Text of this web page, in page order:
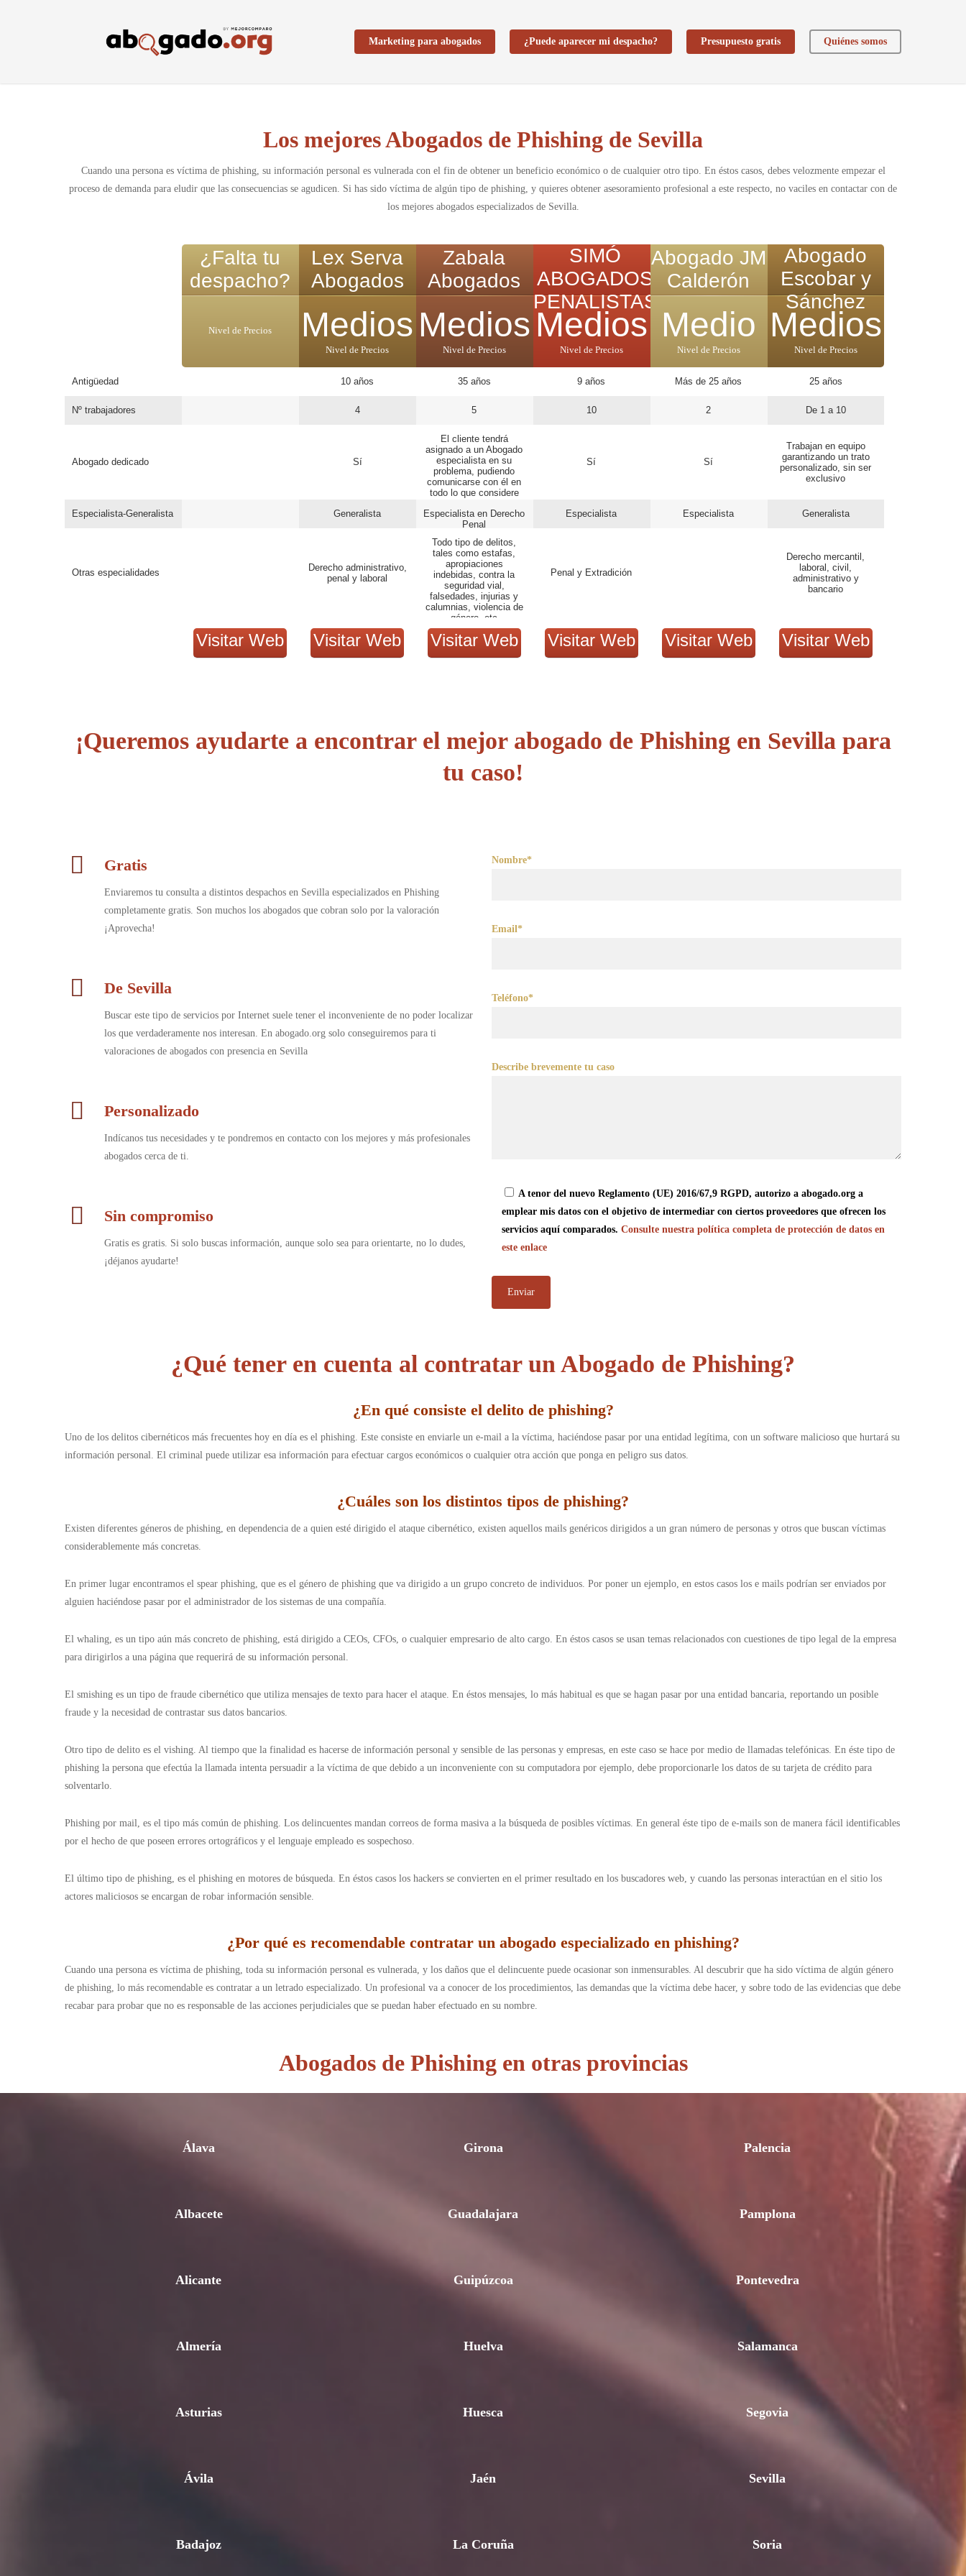
Marketing para abogados ¿Puede aparecer mi despacho? Presupuesto gratis Quiénes somos
Los mejores Abogados de Phishing de Sevilla
Cuando una persona es víctima de phishing, su información personal es vulnerada con el fin de obtener un beneficio económico o de cualquier otro tipo. En éstos casos, debes velozmente empezar el
proceso de demanda para eludir que las consecuencias se agudicen. Si has sido víctima de algún tipo de phishing, y quieres obtener asesoramiento profesional a este respecto, no vaciles en contactar con de
los mejores abogados especializados de Sevilla.
Antigüedad
Nº trabajadores
Abogado dedicado
Especialista-Generalista
Otras especialidades
¿Falta tu
despacho?
Nivel de Precios
Visitar Web
Lex Serva
Abogados
Medios
Nivel de Precios
10 años
4
Sí
Generalista
Derecho administrativo,
penal y laboral
Visitar Web
Zabala
Abogados
Medios
Nivel de Precios
35 años
5
El cliente tendrá
asignado a un Abogado
especialista en su
problema, pudiendo
comunicarse con él en
todo lo que considere
Especialista en Derecho
Penal
Todo tipo de delitos,
tales como estafas,
apropiaciones
indebidas, contra la
seguridad vial,
falsedades, injurias y
calumnias, violencia de
género, etc
Visitar Web
SIMÓ
ABOGADOS
PENALISTAS
Medios
Nivel de Precios
9 años
10
Sí
Especialista
Penal y Extradición
Visitar Web
Abogado JM
Calderón
Medio
Nivel de Precios
Más de 25 años
2
Sí
Especialista
Visitar Web
Abogado
Escobar y
Sánchez
Medios
Nivel de Precios
25 años
De 1 a 10
Trabajan en equipo
garantizando un trato
personalizado, sin ser
exclusivo
Generalista
Derecho mercantil,
laboral, civil,
administrativo y
bancario
Visitar Web
¡Queremos ayudarte a encontrar el mejor abogado de Phishing en Sevilla para
tu caso!
Gratis
Enviaremos tu consulta a distintos despachos en Sevilla especializados en Phishing
completamente gratis. Son muchos los abogados que cobran solo por la valoración
¡Aprovecha!
De Sevilla
Buscar este tipo de servicios por Internet suele tener el inconveniente de no poder localizar
los que verdaderamente nos interesan. En abogado.org solo conseguiremos para ti
valoraciones de abogados con presencia en Sevilla
Personalizado
Indícanos tus necesidades y te pondremos en contacto con los mejores y más profesionales
abogados cerca de ti.
Sin compromiso
Gratis es gratis. Si solo buscas información, aunque solo sea para orientarte, no lo dudes,
¡déjanos ayudarte!
Nombre*
Email*
Teléfono*
Describe brevemente tu caso
A tenor del nuevo Reglamento (UE) 2016/67,9 RGPD, autorizo a abogado.org a
emplear mis datos con el objetivo de intermediar con ciertos proveedores que ofrecen los
servicios aquí comparados. Consulte nuestra política completa de protección de datos en
este enlace
¿Qué tener en cuenta al contratar un Abogado de Phishing?
¿En qué consiste el delito de phishing?
Uno de los delitos cibernéticos más frecuentes hoy en día es el phishing. Este consiste en enviarle un e-mail a la víctima, haciéndose pasar por una entidad legítima, con un software malicioso que hurtará su
información personal. El criminal puede utilizar esa información para efectuar cargos económicos o cualquier otra acción que ponga en peligro sus datos.
¿Cuáles son los distintos tipos de phishing?
Existen diferentes géneros de phishing, en dependencia de a quien esté dirigido el ataque cibernético, existen aquellos mails genéricos dirigidos a un gran número de personas y otros que buscan víctimas
considerablemente más concretas.
En primer lugar encontramos el spear phishing, que es el género de phishing que va dirigido a un grupo concreto de individuos. Por poner un ejemplo, en estos casos los e mails podrían ser enviados por
alguien haciéndose pasar por el administrador de los sistemas de una compañía.
El whaling, es un tipo aún más concreto de phishing, está dirigido a CEOs, CFOs, o cualquier empresario de alto cargo. En éstos casos se usan temas relacionados con cuestiones de tipo legal de la empresa
para dirigirlos a una página que requerirá de su información personal.
El smishing es un tipo de fraude cibernético que utiliza mensajes de texto para hacer el ataque. En éstos mensajes, lo más habitual es que se hagan pasar por una entidad bancaria, reportando un posible
fraude y la necesidad de contrastar sus datos bancarios.
Otro tipo de delito es el vishing. Al tiempo que la finalidad es hacerse de información personal y sensible de las personas y empresas, en este caso se hace por medio de llamadas telefónicas. En éste tipo de
phishing la persona que efectúa la llamada intenta persuadir a la víctima de que debido a un inconveniente con su computadora por ejemplo, debe proporcionarle los datos de su tarjeta de crédito para
solventarlo.
Phishing por mail, es el tipo más común de phishing. Los delincuentes mandan correos de forma masiva a la búsqueda de posibles víctimas. En general éste tipo de e-mails son de manera fácil identificables
por el hecho de que poseen errores ortográficos y el lenguaje empleado es sospechoso.
El último tipo de phishing, es el phishing en motores de búsqueda. En éstos casos los hackers se convierten en el primer resultado en los buscadores web, y cuando las personas interactúan en el sitio los
actores maliciosos se encargan de robar información sensible.
¿Por qué es recomendable contratar un abogado especializado en phishing?
Cuando una persona es víctima de phishing, toda su información personal es vulnerada, y los daños que el delincuente puede ocasionar son inmensurables. Al descubrir que ha sido víctima de algún género
de phishing, lo más recomendable es contratar a un letrado especializado. Un profesional va a conocer de los procedimientos, las demandas que la víctima debe hacer, y sobre todo de las evidencias que debe
recabar para probar que no es responsable de las acciones perjudiciales que se puedan haber efectuado en su nombre.
Abogados de Phishing en otras provincias
Álava
Albacete
Alicante
Almería
Asturias
Ávila
Badajoz
Girona
Guadalajara
Guipúzcoa
Huelva
Huesca
Jaén
La Coruña
Palencia
Pamplona
Pontevedra
Salamanca
Segovia
Sevilla
Soria